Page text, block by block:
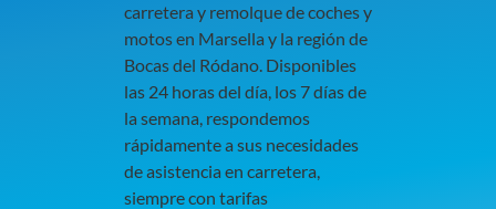
carretera y remolque de coches y
motos en Marsella y la región de
Bocas del Ródano. Disponibles
las 24 horas del día, los 7 días de
la semana, respondemos
rápidamente a sus necesidades
de asistencia en carretera,
siempre con tarifas